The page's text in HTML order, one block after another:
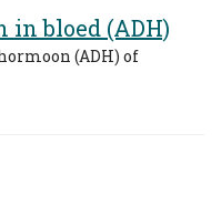
bloed (ADH)
(ADH) of